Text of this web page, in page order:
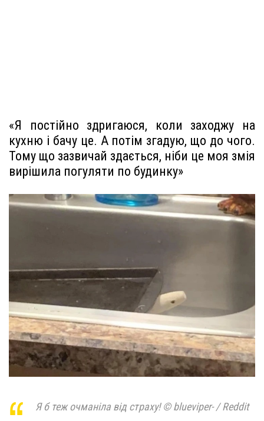
«Я постійно здригаюся, коли заходжу на
кухню і бачу це. А потім згадую, що до чого.
Тому що зазвичай здається, ніби це моя змія
вирішила погуляти по будинку»
Я б теж очманіла від страху! © blueviper- / Reddit